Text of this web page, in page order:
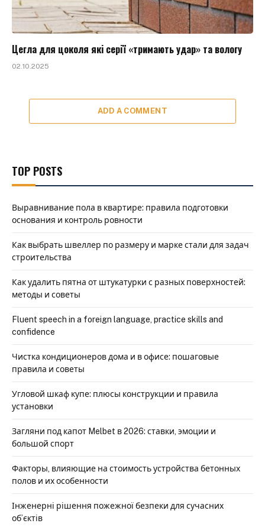
Цегла для цоколя які серії «тримають удар» та вологу
02.10.2025
ADD A COMMENT
TOP POSTS
Выравнивание пола в квартире: правила подготовки
основания и контроль ровности
Как выбрать швеллер по размеру и марке стали для задач
строительства
Как удалить пятна от штукатурки с разных поверхностей:
методы и советы
Fluent speech in a foreign language, practice skills and
confidence
Чистка кондиционеров дома и в офисе: пошаговые
правила и советы
Угловой шкаф купе: плюсы конструкции и правила
установки
Загляни под капот Melbet в 2026: ставки, эмоции и
большой спорт
Факторы, влияющие на стоимость устройства бетонных
полов и их особенности
Інженерні рішення пожежної безпеки для сучасних
об’єктів